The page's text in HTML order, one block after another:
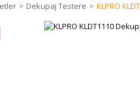
Dekupaj Testere KLPRO